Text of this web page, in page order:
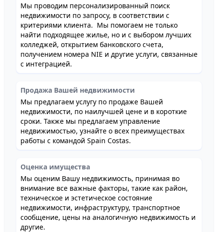
Мы проводим персонализированный поиск
недвижимости по запросу, в соответствии с
критериями клиента. Мы помогаем не только
найти подходящее жилье, но и с выбором лучших
колледжей, открытием банковского счета,
получением номера NIE и другие услуги, связанные
с интеграцией.
Продажа Вашей недвижимости
Мы предлагаем услугу по продаже Вашей
недвижимости, по наилучшей цене и в короткие
сроки. Также мы предлагаем управление
недвижимостью, узнайте о всех преимуществах
работы с командой Spain Costas.
Оценка имущества
Мы оценим Вашу недвижимость, принимая во
внимание все важные факторы, такие как район,
техническое и эстетическое состояние
недвижимости, инфраструктуру, транспортное
сообщение, цены на аналогичную недвижимость и
другие.